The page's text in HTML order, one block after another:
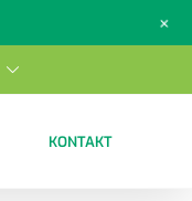
KONTAKT
+